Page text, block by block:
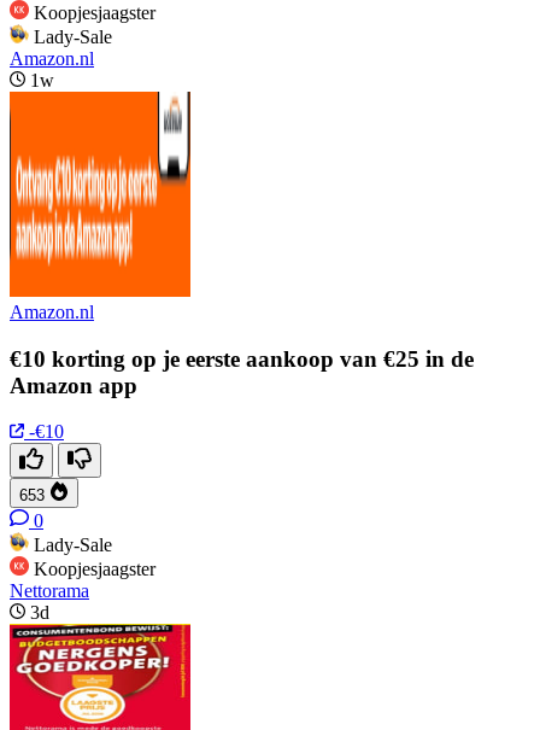
Koopjesjaagster
Lady-Sale
Amazon.nl
1w
Amazon.nl
€10 korting op je eerste aankoop van €25 in de
Amazon app
-€10
653
0
Lady-Sale
Koopjesjaagster
Nettorama
3d